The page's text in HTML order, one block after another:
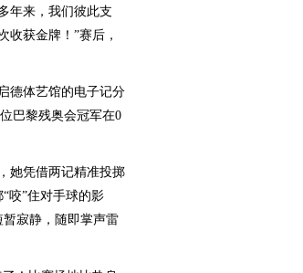
年来，我们彼此支
收获金牌！”赛后，
体艺馆的电子记分
巴黎残奥会冠军在0
凭借两记精准投掷
咬”住对手球的影
寂静，随即掌声雷